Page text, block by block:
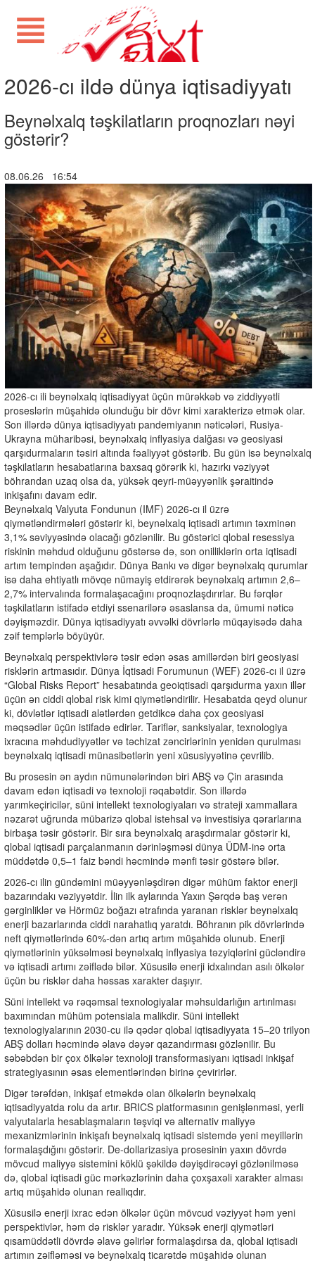
2026-cı ildə dünya iqtisadiyyatı
Beynəlxalq təşkilatların proqnozları nəyi
göstərir?
08.06.26 16:54
2026-cı ili beynəlxalq iqtisadiyyat üçün mürəkkəb və ziddiyyətli
proseslərin müşahidə olunduğu bir dövr kimi xarakterizə etmək olar.
Son illərdə dünya iqtisadiyyatı pandemiyanın nəticələri, Rusiya-
Ukrayna müharibəsi, beynəlxalq inflyasiya dalğası və geosiyasi
qarşıdurmaların təsiri altında fəaliyyət göstərib. Bu gün isə beynəlxalq
təşkilatların hesabatlarına baxsaq görərik ki, hazırkı vəziyyət
böhrandan uzaq olsa da, yüksək qeyri-müəyyənlik şəraitində
inkişafını davam edir.
Beynəlxalq Valyuta Fondunun (IMF) 2026-cı il üzrə
qiymətləndirmələri göstərir ki, beynəlxalq iqtisadi artımın təxminən
3,1% səviyyəsində olacağı gözlənilir. Bu göstərici qlobal resessiya
riskinin məhdud olduğunu göstərsə də, son onilliklərin orta iqtisadi
artım tempindən aşağıdır. Dünya Bankı və digər beynəlxalq qurumlar
isə daha ehtiyatlı mövqe nümayiş etdirərək beynəlxalq artımın 2,6–
2,7% intervalında formalaşacağını proqnozlaşdırırlar. Bu fərqlər
təşkilatların istifadə etdiyi ssenarilərə əsaslansa da, ümumi nəticə
dəyişməzdir. Dünya iqtisadiyyatı əvvəlki dövrlərlə müqayisədə daha
zəif templərlə böyüyür.
Beynəlxalq perspektivlərə təsir edən əsas amillərdən biri geosiyasi
risklərin artmasıdır. Dünya İqtisadi Forumunun (WEF) 2026-cı il üzrə
“Global Risks Report” hesabatında geoiqtisadi qarşıdurma yaxın illər
üçün ən ciddi qlobal risk kimi qiymətləndirilir. Hesabatda qeyd olunur
ki, dövlətlər iqtisadi alətlərdən getdikcə daha çox geosiyasi
məqsədlər üçün istifadə edirlər. Tariflər, sanksiyalar, texnologiya
ixracına məhdudiyyətlər və təchizat zəncirlərinin yenidən qurulması
beynəlxalq iqtisadi münasibətlərin yeni xüsusiyyətinə çevrilib.
Bu prosesin ən aydın nümunələrindən biri ABŞ və Çin arasında
davam edən iqtisadi və texnoloji rəqabətdir. Son illərdə
yarımkeçiricilər, süni intellekt texnologiyaları və strateji xammallara
nəzarət uğrunda mübarizə qlobal istehsal və investisiya qərarlarına
birbaşa təsir göstərir. Bir sıra beynəlxalq araşdırmalar göstərir ki,
qlobal iqtisadi parçalanmanın dərinləşməsi dünya ÜDM-inə orta
müddətdə 0,5–1 faiz bəndi həcmində mənfi təsir göstərə bilər.
2026-cı ilin gündəmini müəyyənləşdirən digər mühüm faktor enerji
bazarındakı vəziyyətdir. İlin ilk aylarında Yaxın Şərqdə baş verən
gərginliklər və Hörmüz boğazı ətrafında yaranan risklər beynəlxalq
enerji bazarlarında ciddi narahatlıq yaratdı. Böhranın pik dövrlərində
neft qiymətlərində 60%-dən artıq artım müşahidə olunub. Enerji
qiymətlərinin yüksəlməsi beynəlxalq inflyasiya təzyiqlərini gücləndirə
və iqtisadi artımı zəiflədə bilər. Xüsusilə enerji idxalından asılı ölkələr
üçün bu risklər daha həssas xarakter daşıyır.
Süni intellekt və rəqəmsal texnologiyalar məhsuldarlığın artırılması
baxımından mühüm potensiala malikdir. Süni intellekt
texnologiyalarının 2030-cu ilə qədər qlobal iqtisadiyyata 15–20 trilyon
ABŞ dolları həcmində əlavə dəyər qazandırması gözlənilir. Bu
səbəbdən bir çox ölkələr texnoloji transformasiyanı iqtisadi inkişaf
strategiyasının əsas elementlərindən birinə çevirirlər.
Digər tərəfdən, inkişaf etməkdə olan ölkələrin beynəlxalq
iqtisadiyyatda rolu da artır. BRICS platformasının genişlənməsi, yerli
valyutalarla hesablaşmaların təşviqi və alternativ maliyyə
mexanizmlərinin inkişafı beynəlxalq iqtisadi sistemdə yeni meyillərin
formalaşdığını göstərir. De-dollarizasiya prosesinin yaxın dövrdə
mövcud maliyyə sistemini köklü şəkildə dəyişdirəcəyi gözlənilməsə
də, qlobal iqtisadi güc mərkəzlərinin daha çoxşaxəli xarakter alması
artıq müşahidə olunan reallıqdır.
Xüsusilə enerji ixrac edən ölkələr üçün mövcud vəziyyət həm yeni
perspektivlər, həm də risklər yaradır. Yüksək enerji qiymətləri
qısamüddətli dövrdə əlavə gəlirlər formalaşdırsa da, qlobal iqtisadi
artımın zəifləməsi və beynəlxalq ticarətdə müşahidə olunan